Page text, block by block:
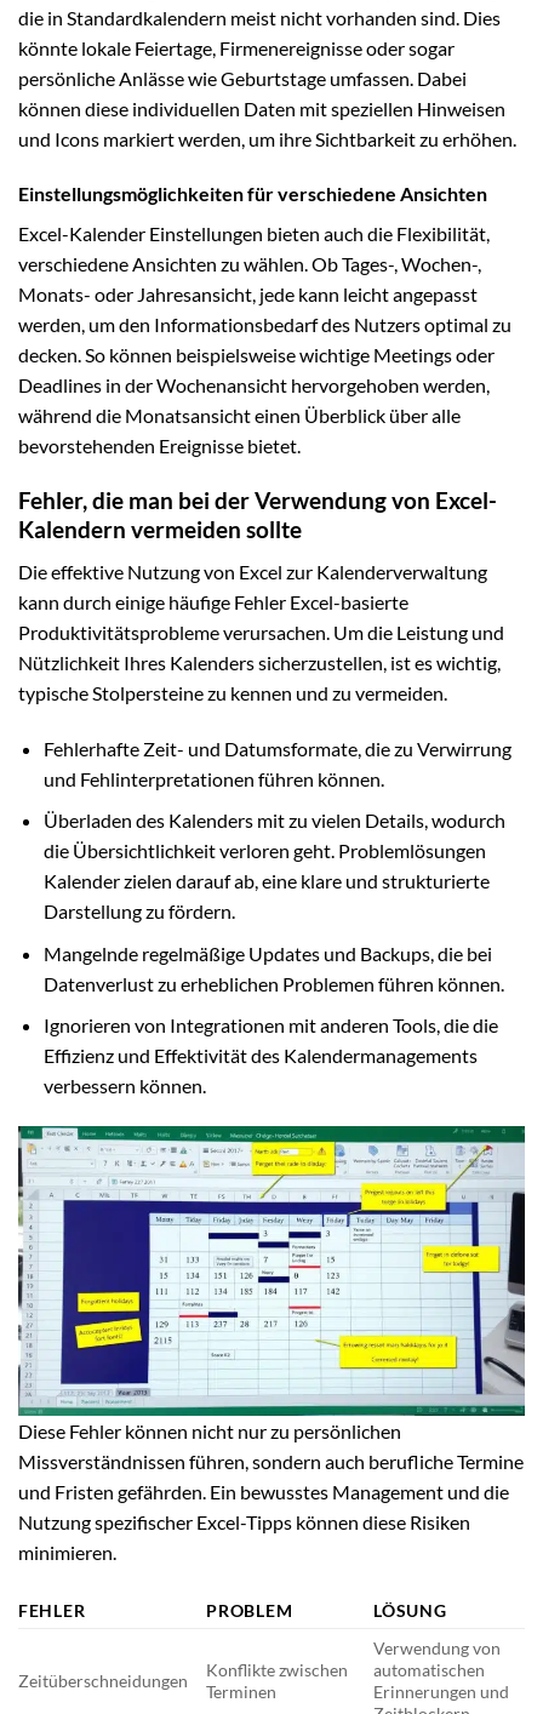
die in Standardkalendern meist nicht vorhanden sind. Dies
könnte lokale Feiertage, Firmenereignisse oder sogar
persönliche Anlässe wie Geburtstage umfassen. Dabei
können diese individuellen Daten mit speziellen Hinweisen
und Icons markiert werden, um ihre Sichtbarkeit zu erhöhen.
Einstellungsmöglichkeiten für verschiedene Ansichten
Excel-Kalender Einstellungen bieten auch die Flexibilität,
verschiedene Ansichten zu wählen. Ob Tages-, Wochen-,
Monats- oder Jahresansicht, jede kann leicht angepasst
werden, um den Informationsbedarf des Nutzers optimal zu
decken. So können beispielsweise wichtige Meetings oder
Deadlines in der Wochenansicht hervorgehoben werden,
während die Monatsansicht einen Überblick über alle
bevorstehenden Ereignisse bietet.
Fehler, die man bei der Verwendung von Excel-
Kalendern vermeiden sollte
Die effektive Nutzung von Excel zur Kalenderverwaltung
kann durch einige häufige Fehler Excel-basierte
Produktivitätsprobleme verursachen. Um die Leistung und
Nützlichkeit Ihres Kalenders sicherzustellen, ist es wichtig,
typische Stolpersteine zu kennen und zu vermeiden.
Fehlerhafte Zeit- und Datumsformate, die zu Verwirrung
und Fehlinterpretationen führen können.
Überladen des Kalenders mit zu vielen Details, wodurch
die Übersichtlichkeit verloren geht. Problemlösungen
Kalender zielen darauf ab, eine klare und strukturierte
Darstellung zu fördern.
Mangelnde regelmäßige Updates und Backups, die bei
Datenverlust zu erheblichen Problemen führen können.
Ignorieren von Integrationen mit anderen Tools, die die
Effizienz und Effektivität des Kalendermanagements
verbessern können.
Diese Fehler können nicht nur zu persönlichen
Missverständnissen führen, sondern auch berufliche Termine
und Fristen gefährden. Ein bewusstes Management und die
Nutzung spezifischer Excel-Tipps können diese Risiken
minimieren.
FEHLER PROBLEM LÖSUNG
Zeitüberschneidungen
Konflikte zwischen
Terminen
Verwendung von
automatischen
Erinnerungen und